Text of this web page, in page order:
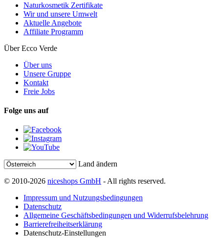
Naturkosmetik Zertifikate
Wir und unsere Umwelt
Aktuelle Angebote
Affiliate Programm
Über Ecco Verde
Über uns
Unsere Gruppe
Kontakt
Freie Jobs
Folge uns auf
Land ändern
© 2010-2026 niceshops GmbH - All rights reserved.
Impressum und Nutzungsbedingungen
Datenschutz
Allgemeine Geschäftsbedingungen und Widerrufsbelehrung
Barrierefreiheitserklärung
Datenschutz-Einstellungen